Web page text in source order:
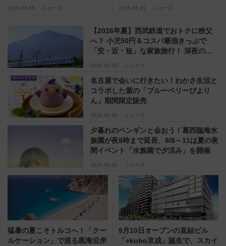
2026.08.05 ニュース
ディング＆カジュアルパーティ
2026.08.05 ニュース
春には「第2弾」も
2026.08.05 ニュース
【2026年夏】西武鉄道でおトクに秩父
へ？ 小児50円＆コスパ最強きっぷで
「安・近・短」な家族旅行！ 深夜の正
2026.08.05 ニュース
名古屋で会いに行きたい！わかさ生活と
コラボした紫の「ブルーベリーぴより
ん」期間限定販売
2026.08.05 ニュース
夕暮れのペンギンと会おう！葛西臨海水
族園が夜8時まで延長、8/8～11は夏の夜
間イベント「水族園で夕涼み」を開催
猛暑の夏こそトルコへ！「クー
ルケーション」で巡る黒海沿岸
9月10日オープンの直結ビル
「ekubo京成」誕生で、スカイ